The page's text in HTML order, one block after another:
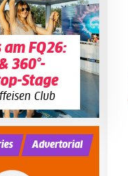
am FQ26:
360°-
Stage
Club
Advertorial